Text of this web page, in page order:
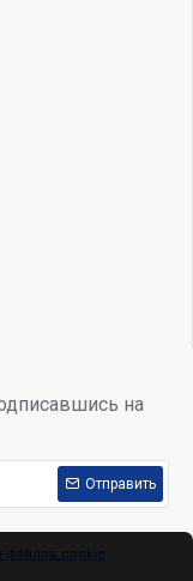
на
Отправить
файлов cookie